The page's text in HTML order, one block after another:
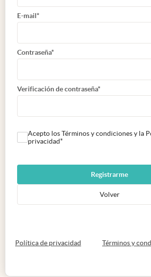
E-mail*
Contraseña*
Verificación de contraseña*
Acepto los Términos y condiciones y la
privacidad*
Registrarme
Volver
Política de privacidad abre en nueva pestaña
Términos y